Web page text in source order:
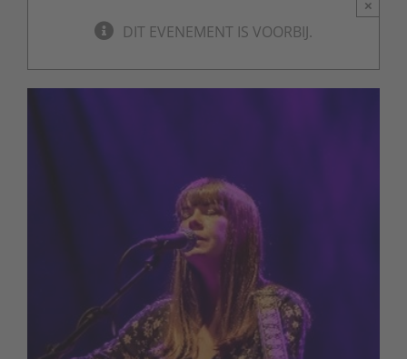
DIT EVENEMENT IS VOORBIJ.
×